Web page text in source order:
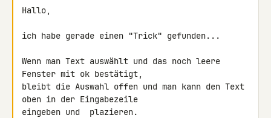
Hallo,
ich habe gerade einen "Trick" gefunden...
Wenn man Text auswählt und das noch leere
Fenster mit ok bestätigt,
bleibt die Auswahl offen und man kann den Text
oben in der Eingabezeile
eingeben und  plazieren.